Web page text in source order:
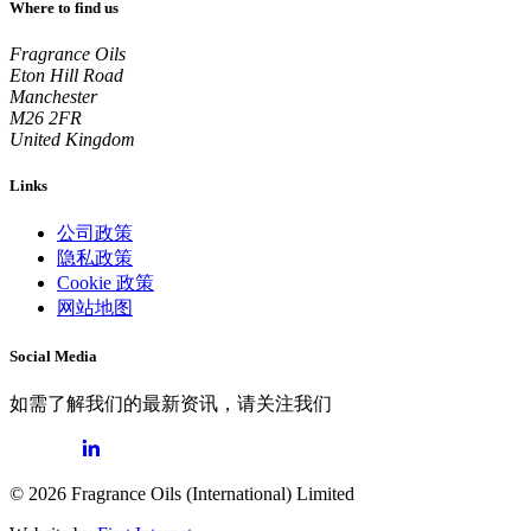
Where to find us
Fragrance Oils
Eton Hill Road
Manchester
M26 2FR
United Kingdom
Links
公司政策
隐私政策
Cookie 政策
网站地图
Social Media
如需了解我们的最新资讯，请关注我们
© 2026 Fragrance Oils (International) Limited